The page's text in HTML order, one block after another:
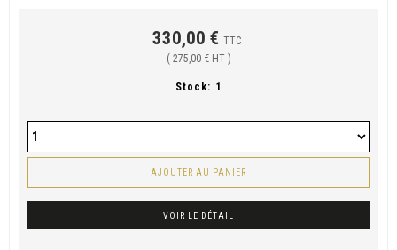
330,00 € TTC
( 275,00 € HT )
Stock: 1
AJOUTER AU PANIER
VOIR LE DÉTAIL